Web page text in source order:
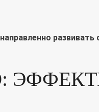
развивать